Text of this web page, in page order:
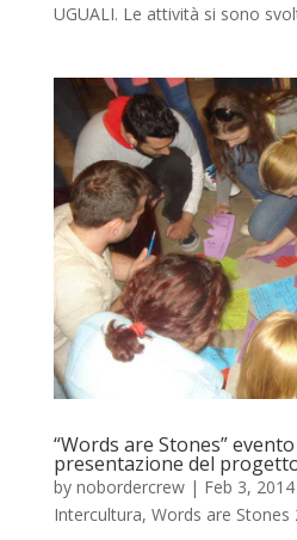
UGUALI. Le attività si sono
“Words are Stones”
presentazione del
by nobordercrew| Feb 3, 2014
Intercultura, Words are Stones